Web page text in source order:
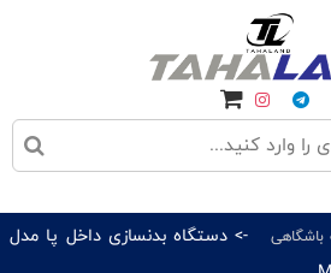
باشگاهی-> دستگاه بدنسازی داخل پا مدل